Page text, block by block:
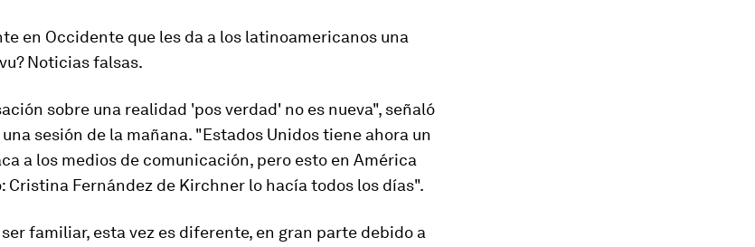
en Occidente que les da a los latinoamericanos una
Noticias falsas.
sobre una realidad 'pos verdad' no es nueva", señaló
sesión de la mañana. "Estados Unidos tiene ahora un
a los medios de comunicación, pero esto en América
Cristina Fernández de Kirchner lo hacía todos los días".
familiar, esta vez es diferente, en gran parte debido a